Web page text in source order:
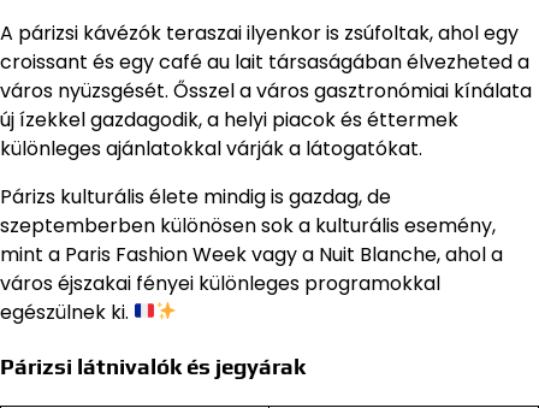
A párizsi kávézók teraszai ilyenkor is zsúfoltak, ahol egy
croissant és egy café au lait társaságában élvezheted a
város nyüzsgését. Ősszel a város gasztronómiai kínálata
új ízekkel gazdagodik, a helyi piacok és éttermek
különleges ajánlatokkal várják a látogatókat.
Párizs kulturális élete mindig is gazdag, de
szeptemberben különösen sok a kulturális esemény,
mint a Paris Fashion Week vagy a Nuit Blanche, ahol a
város éjszakai fényei különleges programokkal
egészülnek ki.
Párizsi látnivalók és jegyárak